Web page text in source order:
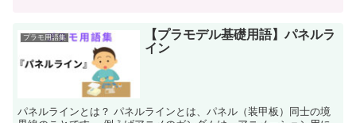
プラモ用語集
【プラモデル基礎用語】パネルラ
イン
パネルラインとは？ パネルラインとは、パネル（装甲板）同士の境